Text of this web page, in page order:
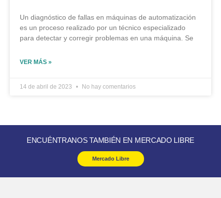
Un diagnóstico de fallas en máquinas de automatización
es un proceso realizado por un técnico especializado
para detectar y corregir problemas en una máquina. Se
VER MÁS »
14 de abril de 2023 No hay comentarios
ENCUÉNTRANOS TAMBIÉN EN MERCADO LIBRE
Mercado Libre